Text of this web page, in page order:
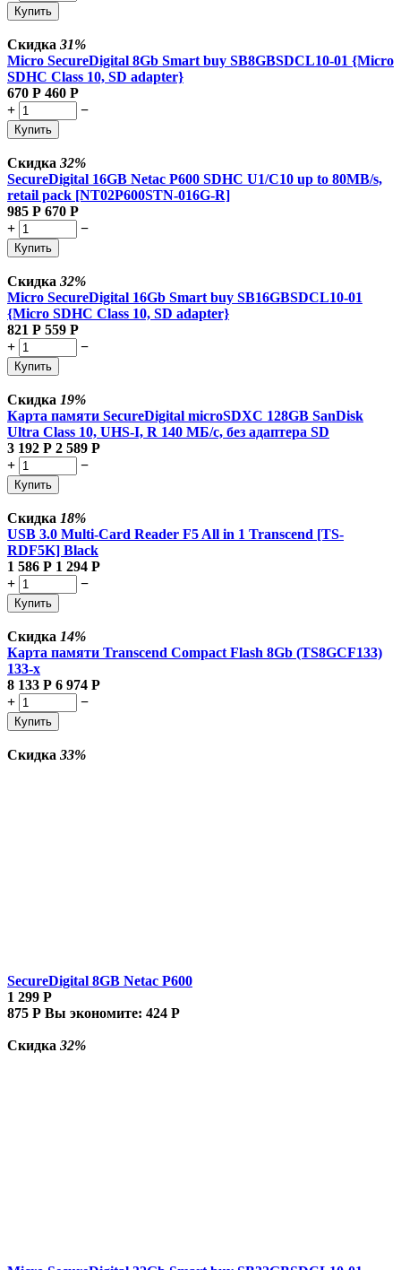
Купить
Скидка 31%
Micro SecureDigital 8Gb Smart buy SB8GBSDCL10-01 {Micro
SDHC Class 10, SD adapter}
670 Р 460 Р
+
−
Купить
Скидка 32%
SecureDigital 16GB Netac P600 SDHC U1/C10 up to 80MB/s,
retail pack [NT02P600STN-016G-R]
985 Р 670 Р
+
−
Купить
Скидка 32%
Micro SecureDigital 16Gb Smart buy SB16GBSDCL10-01
{Micro SDHC Class 10, SD adapter}
821 Р 559 Р
+
−
Купить
Скидка 19%
Карта памяти SecureDigital microSDXC 128GB SanDisk
Ultra Class 10, UHS-I, R 140 МБ/с, без адаптера SD
3 192 Р 2 589 Р
+
−
Купить
Скидка 18%
USB 3.0 Multi-Card Reader F5 All in 1 Transcend [TS-
RDF5K] Black
1 586 Р 1 294 Р
+
−
Купить
Скидка 14%
Карта памяти Transcend Compact Flash 8Gb (TS8GCF133)
133-x
8 133 Р 6 974 Р
+
−
Купить
Скидка 33%
SecureDigital 8GB Netac P600
1 299 Р
875 Р Вы экономите: 424 Р
Скидка 32%